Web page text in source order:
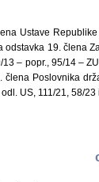
Ustave
odstavka 19. člena
– popr., 95/14 –
člena Poslovnika
US, 111/21, 58/